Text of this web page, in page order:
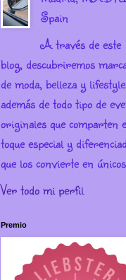
Spain
A través de este
blog, descubriremos
de moda, belleza y
además de todo tipo de
originales que comparten
toque especial y
que los convierte en
Ver todo mi perfil
Premio